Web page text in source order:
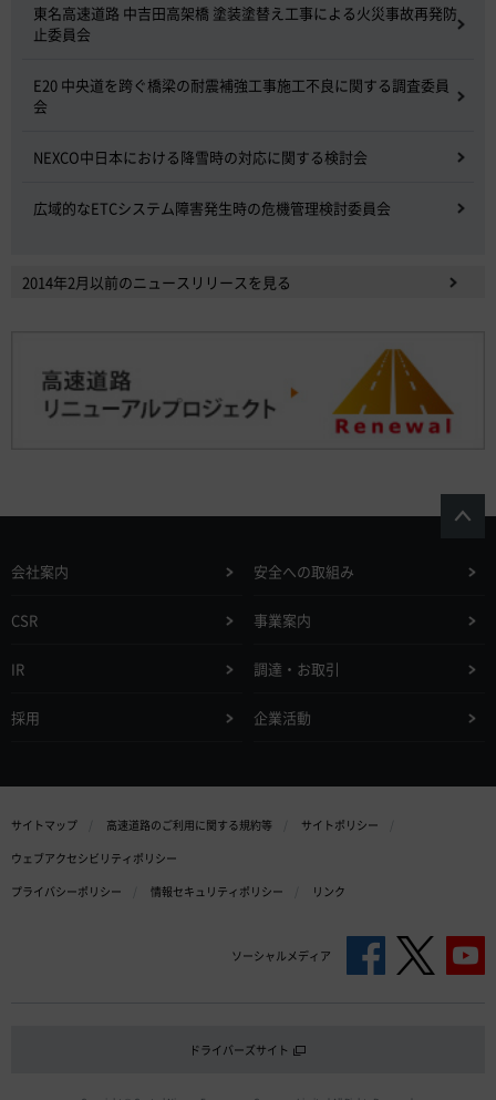
東名高速道路 中吉田高架橋 塗装塗替え工事による火災事故再発防
止委員会
E20 中央道を跨ぐ橋梁の耐震補強工事施工不良に関する調査委員
会
NEXCO中日本における降雪時の対応に関する検討会
広域的なETCシステム障害発生時の危機管理検討委員会
2014年2月以前のニュースリリースを見る
会社案内 安全への取組み
CSR 事業案内
IR 調達・お取引
採用 企業活動
サイトマップ 高速道路のご利用に関する規約等
サイトポリシー
ウェブアクセシビリティポリシー
プライバシーポリシー
情報セキュリティポリシー リンク
ソーシャルメディア
ドライバーズサイト